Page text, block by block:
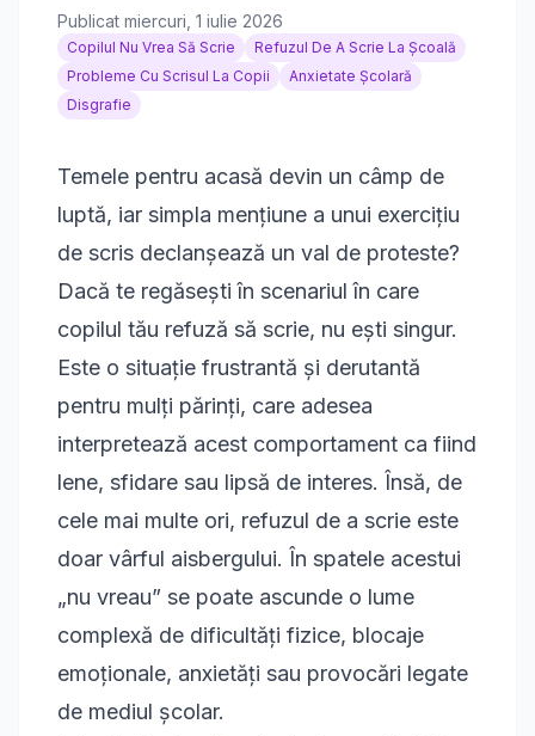
Publicat miercuri, 1 iulie 2026
Copilul Nu Vrea Să Scrie
Refuzul De A Scrie La Școală
Probleme Cu Scrisul La Copii
Anxietate Școlară
Disgrafie
Temele pentru acasă devin un câmp de
luptă, iar simpla mențiune a unui exercițiu
de scris declanșează un val de proteste?
Dacă te regăsești în scenariul în care
copilul tău refuză să scrie, nu ești singur.
Este o situație frustrantă și derutantă
pentru mulți părinți, care adesea
interpretează acest comportament ca fiind
lene, sfidare sau lipsă de interes. Însă, de
cele mai multe ori, refuzul de a scrie este
doar vârful aisbergului. În spatele acestui
„nu vreau” se poate ascunde o lume
complexă de dificultăți fizice, blocaje
emoționale, anxietăți sau provocări legate
de mediul școlar.